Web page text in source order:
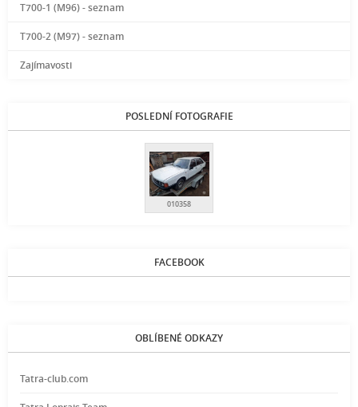
T700-1 (M96) - seznam
T700-2 (M97) - seznam
Zajímavosti
POSLEDNÍ FOTOGRAFIE
010358
FACEBOOK
OBLÍBENÉ ODKAZY
Tatra-club.com